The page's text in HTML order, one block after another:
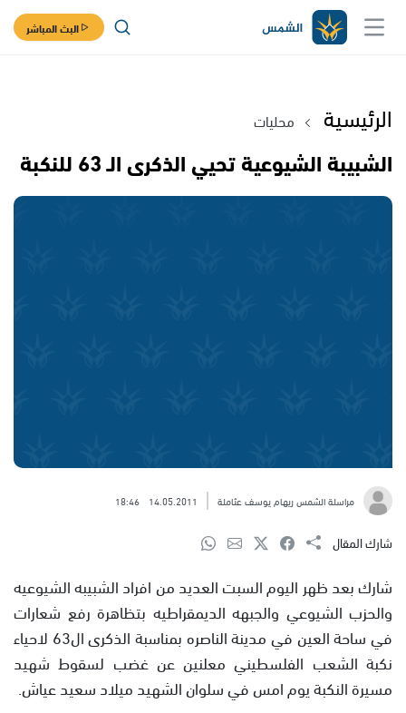
البث المباشر
الرئيسية محليات
الشبيبة الشيوعية تحيي الذكرى الـ 63 للنكبة
مراسلة الشمس ريهام يوسف عثاملة 14.05.2011
18:46
شارك المقال
شارك بعد ظهر اليوم السبت العديد من افراد الشبيبه الشيوعيه
والحزب الشيوعي والجبهه الديمقراطيه بتظاهرة رفع شعارات
في ساحة العين في مدينة الناصره بمناسبة الذكرى ال63 لاحياء
نكبة الشعب الفلسطيني معلنين عن غضب لسقوط شهيد
مسيرة النكبة يوم امس في سلوان الشهيد ميلاد سعيد عياش.